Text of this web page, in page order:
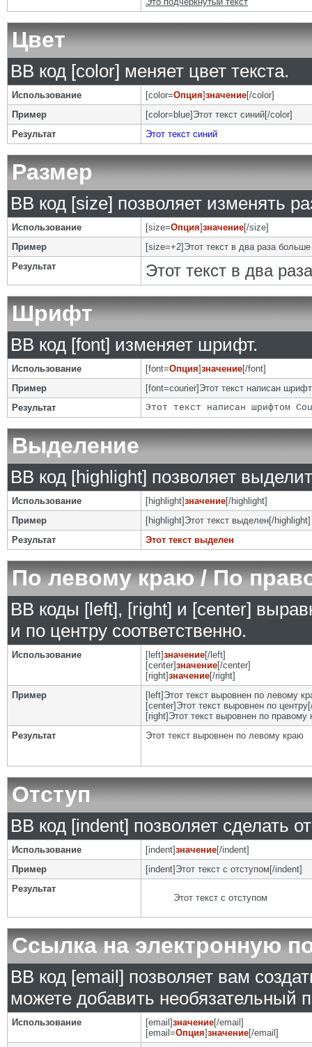
Цвет
BB код [color] меняет цвет текста.
Использование [color=Опция]значение[/color]
Пример
[color=blue]Этот текст синий[/color]
Результат
Этот текст синий
Размер
BB код [size] позволяет изменять
Использование [size=Опция]значение[/size]
Пример
[size=+2]Этот текст в два раза
Результат
Этот текст в два
Шрифт
BB код [font] изменяет шрифт.
Использование [font=Опция]значение[/font]
Пример
[font=courier]Этот текст написан
Результат
Этот текст написан шрифтом
Выделение
BB код [highlight] позволяет
Использование [highlight]значение[/highlight]
Пример
[highlight]Этот текст выделен[/highlight]
Результат
Этот текст выделен
По левому краю / По
BB коды [left], [right] и [center]
и по центру соответственно.
Использование [left]значение[/left]
[center]значение[/center]
[right]значение[/right]
Пример
[left]Этот текст выровнен по левому
[center]Этот текст выровнен по
[right]Этот текст выровнен по правому
Результат
Этот текст выровнен по левому краю
Отступ
BB код [indent] позволяет сделать
Использование [indent]значение[/indent]
Пример
[indent]Этот текст с отступом[/indent]
Результат
Этот текст с отступом
Ссылка на электронную
BB код [email] позволяет вам
можете добавить необязательный
Использование [email]значение[/email]
[email=Опция]значение[/email]